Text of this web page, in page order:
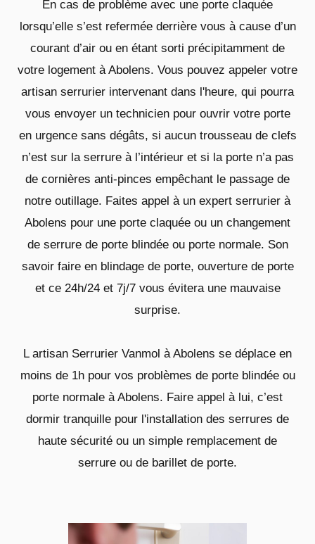
En cas de problème avec une porte claquée
lorsqu’elle s’est refermée derrière vous à cause d’un
courant d’air ou en étant sorti précipitamment de
votre logement à Abolens. Vous pouvez appeler votre
artisan serrurier intervenant dans l'heure, qui pourra
vous envoyer un technicien pour ouvrir votre porte
en urgence sans dégâts, si aucun trousseau de clefs
n’est sur la serrure à l’intérieur et si la porte n’a pas
de cornières anti-pinces empêchant le passage de
notre outillage. Faites appel à un expert serrurier à
Abolens pour une porte claquée ou un changement
de serrure de porte blindée ou porte normale. Son
savoir faire en blindage de porte, ouverture de porte
et ce 24h/24 et 7j/7 vous évitera une mauvaise
surprise.
L artisan Serrurier Vanmol à Abolens se déplace en
moins de 1h pour vos problèmes de porte blindée ou
porte normale à Abolens. Faire appel à lui, c’est
dormir tranquille pour l'installation des serrures de
haute sécurité ou un simple remplacement de
serrure ou de barillet de porte.